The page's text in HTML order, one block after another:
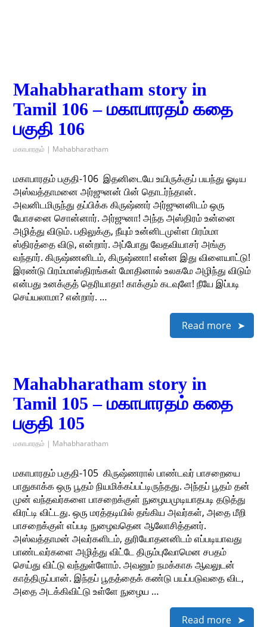
Mahabharatham story in
Tamil 106 – மகாபாரதம் கதை
பகுதி 106
மகாபாரதம் | Mahabharatham
மகாபாரதம் பகுதி-106 ​ இதனிடையே உயிருக்குப் பயந்து ஓடிய
அஸ்வத்தாமனை அர்ஜுனன் பின் தொடர்ந்தான்.
அவனிடமிருந்து தப்பிக்க கிருஷ்ணர் அர்ஜுனனிடம் ஒரு
யோசனை சொன்னார். அர்ஜுனா! அந்த அஸ்திரம் உன்னை
அழித்து விடும். பதிலுக்கு, நீயும் உன்னிடமுள்ள பிரம்மா
ஸ்திரத்தை விடு, என்றார். அப்போது வேதவியாசர் அங்கு
வந்தார். கிருஷ்ணனிடம், கிருஷ்ணா! என்ன இது விளையாட்டு!
இரண்டு பிரம்மாஸ்திரங்கள் மோதினால் உலகமே அழிந்து விடும்
என்பது உனக்குத் தெரியாதா! காக்கும் கடவுளே! நீயே இப்படி
செய்யலாமா? என்றார். …
Read more
Mahabharatham story in
Tamil 105 – மகாபாரதம் கதை
பகுதி 105
மகாபாரதம் | Mahabharatham
மகாபாரதம் பகுதி-105 ​ கிருஷ்ணரால் பாண்டவர் பாசறையை
பாதுகாக்க ஒரு பூதம் நியமிக்கப்பட்டிருந்தது. அந்தப் பூதம் தன்
முன் வந்தவர்களை பாசறைக்குள் நுழையமுடியாதபடி தடுத்து
விரட்டி விட்டது. ஒரு மரத்தடியில் தங்கிய அவர்கள், அதை மீறி
பாசறைக்குள் எப்படி நுழைவதென ஆலோசித்தனர்.
அஸ்வத்தாமன் அவர்களிடம், துரியோதனனிடம் எப்படியாவது
பாண்டவர்களை அழித்து விட்டே திரும்புவோமென சபதம்
செய்து விட்டு வந்துள்ளோம். அவனும் நமக்காக ஆவலுடன்
காத்திருப்பான். இந்தப் பூதத்தைக் கண்டு பயப்படுவதை விட,
அதை அடக்கிவிட்டு உள்ளே நுழைய …
Read more